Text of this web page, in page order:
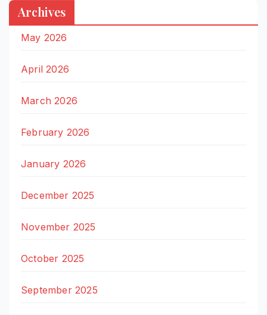
Archives
May 2026
April 2026
March 2026
February 2026
January 2026
December 2025
November 2025
October 2025
September 2025